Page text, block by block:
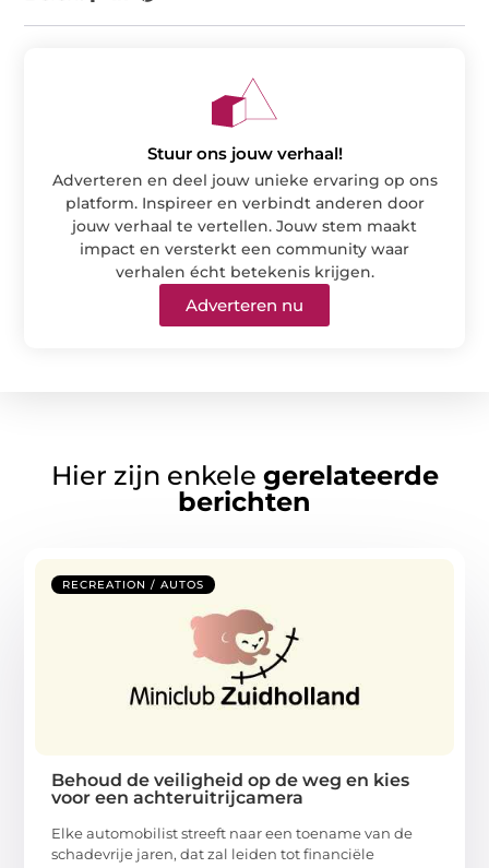
Stuur ons jouw verhaal!
Adverteren en deel jouw unieke ervaring op ons
platform. Inspireer en verbindt anderen door
jouw verhaal te vertellen. Jouw stem maakt
impact en versterkt een community waar
verhalen écht betekenis krijgen.
Adverteren nu
Hier zijn enkele gerelateerde
berichten
RECREATION / AUTOS
Behoud de veiligheid op de weg en kies
voor een achteruitrijcamera
Elke automobilist streeft naar een toename van de
schadevrije jaren, dat zal leiden tot financiële